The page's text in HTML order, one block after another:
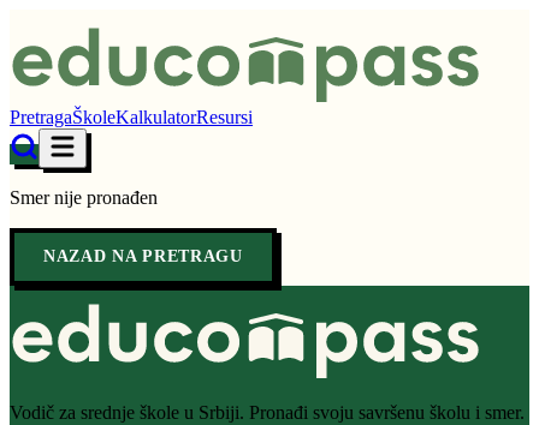
PretragaŠkoleKalkulatorResursi
Smer nije pronađen
NAZAD NA PRETRAGU
Vodič za srednje škole u Srbiji. Pronađi svoju savršenu školu i smer.